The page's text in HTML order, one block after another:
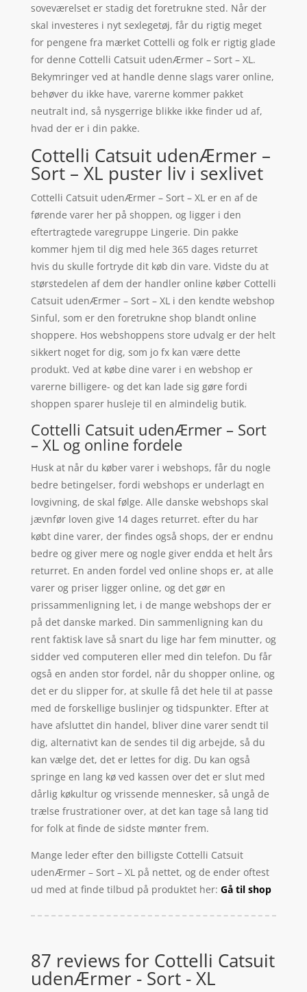
soveværelset er stadig det foretrukne sted. Når der
skal investeres i nyt sexlegetøj, får du rigtig meget
for pengene fra mærket Cottelli og folk er rigtig glade
for denne Cottelli Catsuit udenÆrmer – Sort – XL.
Bekymringer ved at handle denne slags varer online,
behøver du ikke have, varerne kommer pakket
neutralt ind, så nysgerrige blikke ikke finder ud af,
hvad der er i din pakke.
Cottelli Catsuit udenÆrmer –
Sort – XL puster liv i sexlivet
Cottelli Catsuit udenÆrmer – Sort – XL er en af de
førende varer her på shoppen, og ligger i den
eftertragtede varegruppe Lingerie. Din pakke
kommer hjem til dig med hele 365 dages returret
hvis du skulle fortryde dit køb din vare. Vidste du at
størstedelen af dem der handler online køber Cottelli
Catsuit udenÆrmer – Sort – XL i den kendte webshop
Sinful, som er den foretrukne shop blandt online
shoppere. Hos webshoppens store udvalg er der helt
sikkert noget for dig, som jo fx kan være dette
produkt. Ved at købe dine varer i en webshop er
varerne billigere- og det kan lade sig gøre fordi
shoppen sparer husleje til en almindelig butik.
Cottelli Catsuit udenÆrmer – Sort
– XL og online fordele
Husk at når du køber varer i webshops, får du nogle
bedre betingelser, fordi webshops er underlagt en
lovgivning, de skal følge. Alle danske webshops skal
jævnfør loven give 14 dages returret. efter du har
købt dine varer, der findes også shops, der er endnu
bedre og giver mere og nogle giver endda et helt års
returret. En anden fordel ved online shops er, at alle
varer og priser ligger online, og det gør en
prissammenligning let, i de mange webshops der er
på det danske marked. Din sammenligning kan du
rent faktisk lave så snart du lige har fem minutter, og
sidder ved computeren eller med din telefon. Du får
også en anden stor fordel, når du shopper online, og
det er du slipper for, at skulle få det hele til at passe
med de forskellige buslinjer og tidspunkter. Efter at
have afsluttet din handel, bliver dine varer sendt til
dig, alternativt kan de sendes til dig arbejde, så du
kan vælge det, det er lettes for dig. Du kan også
springe en lang kø ved kassen over det er slut med
dårlig køkultur og vrissende mennesker, så ungå de
trælse frustrationer over, at det kan tage så lang tid
for folk at finde de sidste mønter frem.
Mange leder efter den billigste Cottelli Catsuit
udenÆrmer – Sort – XL på nettet, og de ender oftest
ud med at finde tilbud på produktet her: Gå til shop
87 reviews for Cottelli Catsuit
udenÆrmer - Sort - XL